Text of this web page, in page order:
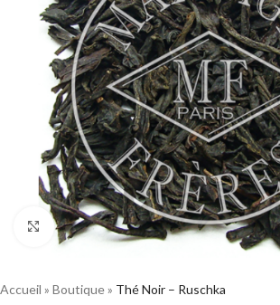
Cliquez pour agrandir
Accueil » Boutique» Thé Noir – Ruschka